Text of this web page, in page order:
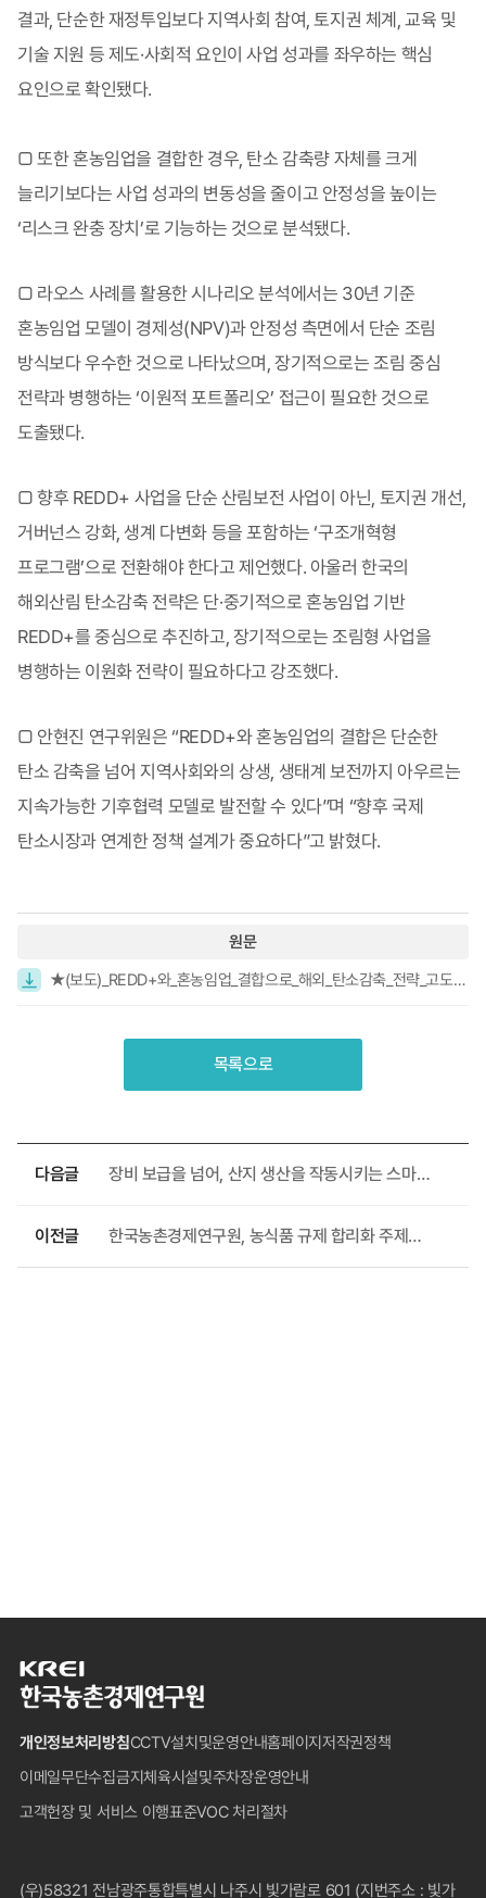
결과, 단순한 재정투입보다 지역사회 참여, 토지권 체계, 교육 및
기술 지원 등 제도·사회적 요인이 사업 성과를 좌우하는 핵심
요인으로 확인됐다.
□ 또한 혼농임업을 결합한 경우, 탄소 감축량 자체를 크게
늘리기보다는 사업 성과의 변동성을 줄이고 안정성을 높이는
‘리스크 완충 장치’로 기능하는 것으로 분석됐다.
□ 라오스 사례를 활용한 시나리오 분석에서는 30년 기준
혼농임업 모델이 경제성(NPV)과 안정성 측면에서 단순 조림
방식보다 우수한 것으로 나타났으며, 장기적으로는 조림 중심
전략과 병행하는 ‘이원적 포트폴리오’ 접근이 필요한 것으로
도출됐다.
□ 향후 REDD+ 사업을 단순 산림보전 사업이 아닌, 토지권 개선,
거버넌스 강화, 생계 다변화 등을 포함하는 ‘구조개혁형
프로그램’으로 전환해야 한다고 제언했다. 아울러 한국의
해외산림 탄소감축 전략은 단·중기적으로 혼농임업 기반
REDD+를 중심으로 추진하고, 장기적으로는 조림형 사업을
병행하는 이원화 전략이 필요하다고 강조했다.
□ 안현진 연구위원은 “REDD+와 혼농임업의 결합은 단순한
탄소 감축을 넘어 지역사회와의 상생, 생태계 보전까지 아우르는
지속가능한 기후협력 모델로 발전할 수 있다”며 “향후 국제
탄소시장과 연계한 정책 설계가 중요하다”고 밝혔다.
원문
★(보도)_REDD+와_혼농임업_결합으로_해외_탄소감축_전략_고도화_필요_최종.pdf
목록으로
다음글 장비 보급을 넘어, 산지 생산을 작동시키는 스마트임업으로
이전글 한국농촌경제연구원, 농식품 규제 합리화 주제로 정책토론회 개최
한
국
촌
경
제
연
푸
개인정보처리방침CCTV설치및운영안내홈페이지저작권정책
이메일무단수집금지체육시설및주차장운영안내
고객헌장 및 서비스 이행표준VOC 처리절차
(우)58321 전남광주통합특별시 나주시 빛가람로 601 (지번주소 : 빛가